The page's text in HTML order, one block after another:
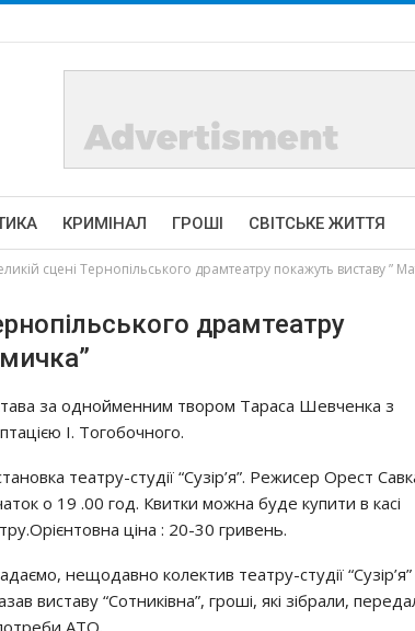
КРИМІНАЛ ГРОШІ СВІТСЬКЕ ЖИТТЯ
сцені Тернопільського драмтеатру покажуть виставу ”
драмтеатру
за однойменним твором Тараса Шевченка з
І. Тогобочного.
театру-студії “Сузір’я”. Режисер Орест
о 19 .00 год. Квитки можна буде купити в касі
ціна : 20-30 гривень.
нещодавно колектив театру-студії “Сузір’я”
виставу “Сотниківна”, гроші, які зібрали,
АТО.